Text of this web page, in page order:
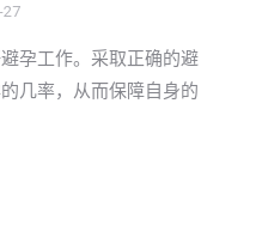
27
孕工作。采取正确的避
几率，从而保障自身的